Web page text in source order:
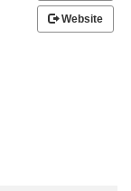
Website